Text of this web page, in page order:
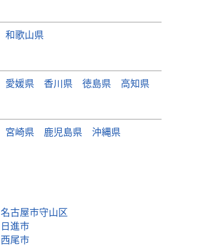
和歌山県
愛媛県 香川県 徳島県
高知県
宮崎県 鹿児島県 沖縄県
名古屋市守山区
日進市
西尾市